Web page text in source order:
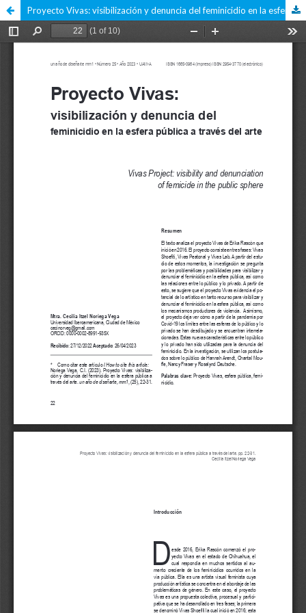
Proyecto Vivas: visibilización y denuncia del feminicidio en la esfera pública a través del arte